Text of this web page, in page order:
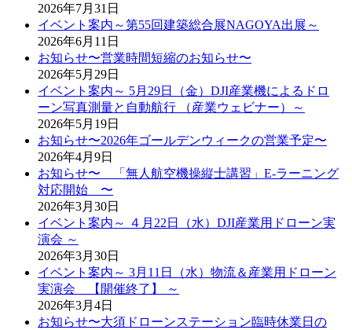
2026年7月31日
イベント案内～第55回建築総合展NAGOYA出展～
2026年6月11日
お知らせ〜営業時間短縮のお知らせ〜
2026年5月29日
イベント案内～ 5月29日（金）DJI産業機によるドロ
ーン写真測量と自動航行 （産業ウェビナー）～
2026年5月19日
お知らせ〜2026年ゴールデンウィークの営業予定〜
2026年4月9日
お知らせ〜 「無人航空機操縦士講習」E-ラーニング
対応開始 〜
2026年3月30日
イベント案内～ ４月22日（水）DJI産業用ドローン実
演会 ～
2026年3月30日
イベント案内～ 3月11日（水）物流＆産業用ドローン
実演会 【開催終了】 ～
2026年3月4日
お知らせ〜大須ドローンステーション臨時休業日の